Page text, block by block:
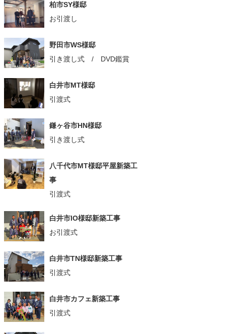
柏市SY様邸
お引渡し
野田市WS様邸
引き渡し式 / DVD鑑賞
白井市MT様邸
引渡式
鎌ヶ谷市HN様邸
引き渡し式
八千代市MT様邸平屋新築工
事
引渡式
白井市IO様邸新築工事
お引渡式
白井市TN様邸新築工事
引渡式
白井市カフェ新築工事
引渡式